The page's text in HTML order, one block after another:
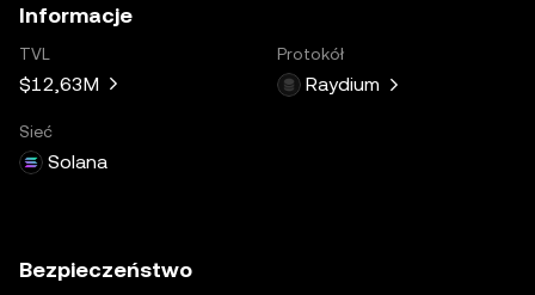
Informacje
TVL
$12,63M
Protokół
Raydium
Sieć
Solana
Bezpieczeństwo